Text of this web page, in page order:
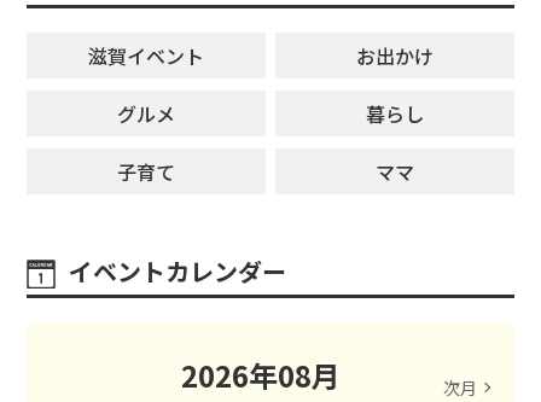
滋賀イベント
お出かけ
グルメ
暮らし
子育て
ママ
イベントカレンダー
2026年08月 次月